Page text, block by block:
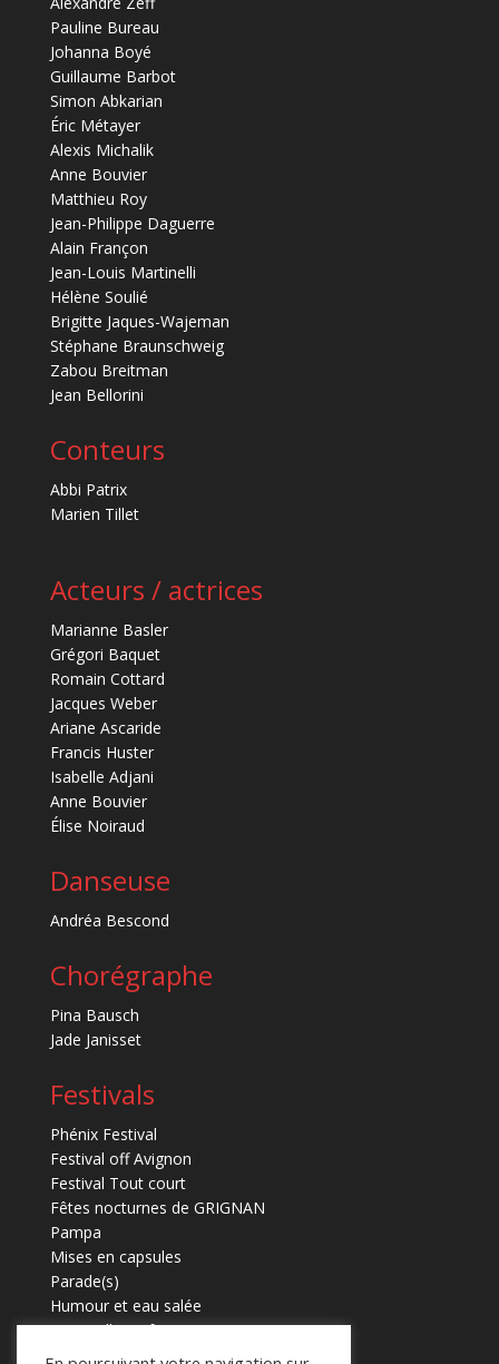
Pauline Bureau
Johanna Boyé
Guillaume Barbot
Simon Abkarian
Éric Métayer
Alexis Michalik
Anne Bouvier
Matthieu Roy
Jean-Philippe Daguerre
Alain Françon
Jean-Louis Martinelli
Hélène Soulié
Brigitte Jaques-Wajeman
Stéphane Braunschweig
Zabou Breitman
Jean Bellorini
Conteurs
Abbi Patrix
Marien Tillet
Acteurs / actrices
Marianne Basler
Grégori Baquet
Romain Cottard
Jacques Weber
Ariane Ascaride
Francis Huster
Isabelle Adjani
Anne Bouvier
Élise Noiraud
Danseuse
Andréa Bescond
Chorégraphe
Pina Bausch
Jade Janisset
Festivals
Phénix Festival
Festival off Avignon
Festival Tout court
Fêtes nocturnes de GRIGNAN
Pampa
Mises en capsules
Parade(s)
Humour et eau salée
Marmaille en fugues